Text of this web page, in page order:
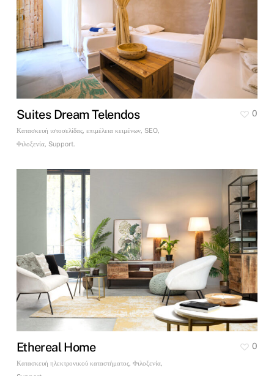
Suites Dream Telendos
Κατασκευή ιστοσελίδας, επιμέλεια κειμένων, SEO,
Φιλοξενία, Support.
0
Ethereal Home
Κατασκευή ηλεκτρονικού καταστήματος, Φιλοξενία,
0